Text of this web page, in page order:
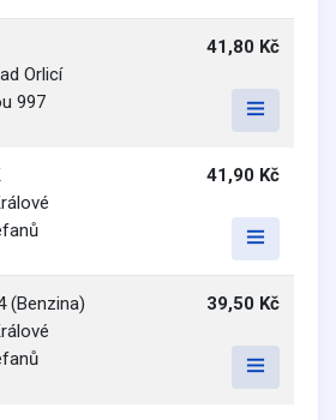
Orlicí
997
41,80 Kč
41,90 Kč
(Benzina)
39,50 Kč